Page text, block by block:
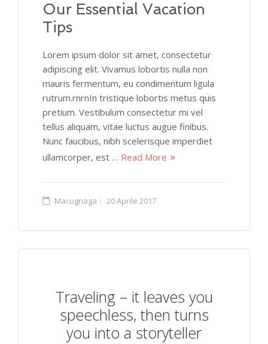
Our Essential Vacation
Tips
Lorem ipsum dolor sit amet, consectetur
adipiscing elit. Vivamus lobortis nulla non
mauris fermentum, eu condimentum ligula
rutrum.rnrnIn tristique lobortis metus quis
pretium. Vestibulum consectetur mi vel
tellus aliquam, vitae luctus augue finibus.
Nunc faucibus, nibh scelerisque imperdiet
ullamcorper, est … Read More
Macugnaga 20 Aprile 2017
Traveling – it leaves you
speechless, then turns
you into a storyteller